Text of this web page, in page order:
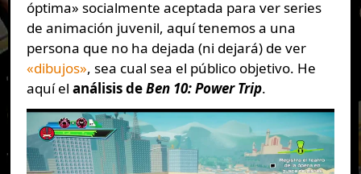
óptima» socialmente aceptada para ver series
de animación juvenil, aquí tenemos a una
persona que no ha dejada (ni dejará) de ver
«dibujos», sea cual sea el público objetivo. He
aquí el análisis deBen 10: Power Trip.